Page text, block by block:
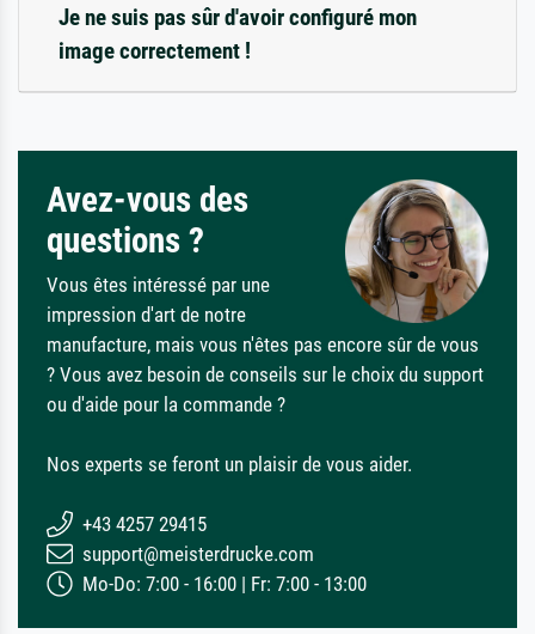
Je ne suis pas sûr d'avoir configuré mon
image correctement !
Avez-vous des
questions ?
Vous êtes intéressé par une
impression d'art de notre
manufacture, mais vous n'êtes pas encore sûr de vous
? Vous avez besoin de conseils sur le choix du support
ou d'aide pour la commande ?
Nos experts se feront un plaisir de vous aider.
+43 4257 29415
support@meisterdrucke.com
Mo-Do: 7:00 - 16:00 | Fr: 7:00 - 13:00